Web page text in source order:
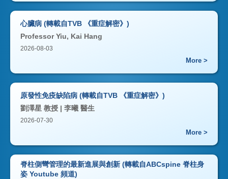
心臟病 (轉載自TVB 《重症解密》)
Professor Yiu, Kai Hang
2026-08-03
More >
原發性免疫缺陷病 (轉載自TVB 《重症解密》)
劉澤星 教授 | 李曦 醫生
2026-07-30
More >
脊柱側彎管理的最新進展與創新 (轉載自ABCspine 脊柱身
姿 Youtube 頻道)